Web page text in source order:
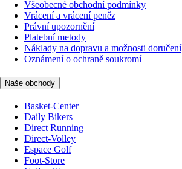
Všeobecné obchodní podmínky
Vrácení a vrácení peněz
Právní upozornění
Platební metody
Náklady na dopravu a možnosti doručení
Oznámení o ochraně soukromí
Naše obchody
Basket-Center
Daily Bikers
Direct Running
Direct-Volley
Espace Golf
Foot-Store